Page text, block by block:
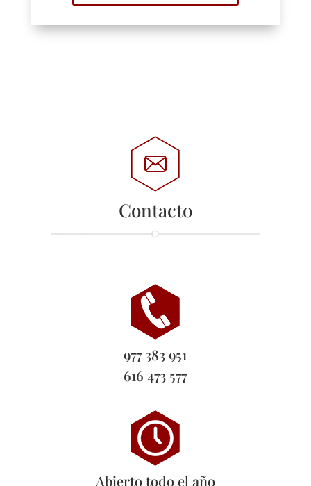
Contacto
977 383 951
616 473 577
Abierto todo el año